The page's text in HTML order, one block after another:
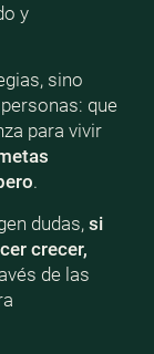
y
sino
que
para vivir
.
dudas, si
crecer,
de las